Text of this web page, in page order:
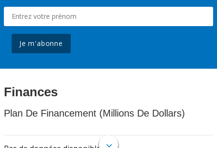
Je m'abonne
Finances
Plan De Financement (Millions De Dollars)